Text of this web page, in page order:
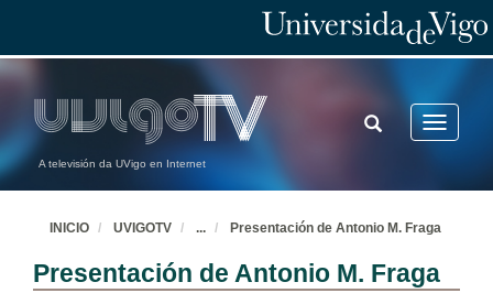
A televisión da UVigo en Internet
Toggle
TOGGLE
SEARCH
INICIO UVIGOTV ... Presentación de Antonio M. Fraga
Presentación de Antonio M. Fraga